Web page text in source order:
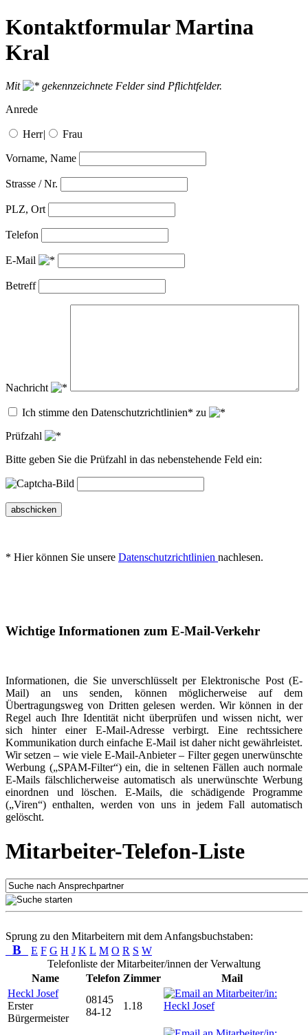
Kontaktformular Martina
Kral
Mit
gekennzeichnete Felder sind Pflichtfelder.
Anrede
Herr| Frau
Vorname, Name
Strasse / Nr.
PLZ, Ort
Telefon
E-Mail
Betreff
Nachricht
Ich stimme den Datenschutzrichtlinien* zu
Prüfzahl
Bitte geben Sie die Prüfzahl in das nebenstehende Feld ein:
abschicken
* Hier können Sie unsere Datenschutzrichtlinien nachlesen.
Wichtige Informationen zum E-Mail-Verkehr
Informationen, die Sie unverschlüsselt per Elektronische Post (E-
Mail) an uns senden, können möglicherweise auf dem
Übertragungsweg von Dritten gelesen werden. Wir können in der
Regel auch Ihre Identität nicht überprüfen und wissen nicht, wer
sich hinter einer E-Mail-Adresse verbirgt. Eine rechtssichere
Kommunikation durch einfache E-Mail ist daher nicht gewährleistet.
Wir setzen – wie viele E-Mail-Anbieter – Filter gegen unerwünschte
Werbung („SPAM-Filter“) ein, die in seltenen Fällen auch normale
E-Mails fälschlicherweise automatisch als unerwünschte Werbung
einordnen und löschen. E-Mails, die schädigende Programme
(„Viren“) enthalten, werden von uns in jedem Fall automatisch
gelöscht.
Mitarbeiter-Telefon-Liste
Sprung zu den Mitarbeitern mit dem Anfangsbuchstaben:
B E F G H J K L M O R S W
Telefonliste der Mitarbeiter/innen der Verwaltung
Name
Telefon Zimmer
Mail
Heckl Josef
Erster
Bürgermeister
08145
84-12
1.18